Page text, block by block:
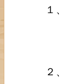
１、
２、